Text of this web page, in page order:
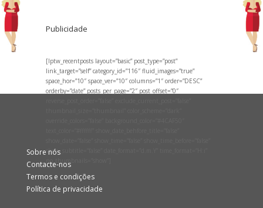
Publicidade
[lptw_recentposts layout=”basic” post_type=”post”
link_target=”self” category_id=”116″ fluid_images=”true”
space_hor=”10″ space_ver=”10″ columns=”1″ order=”DESC”
orderby=”date” posts_per_page=”2″ post_offset=”0″
show_subtitle=”false” date_format=”d.m.Y” time_format=”H:i”
no_thumbnails=”show”]
Sobre nós
Contacte-nos
Termos e condições
Política de privacidade